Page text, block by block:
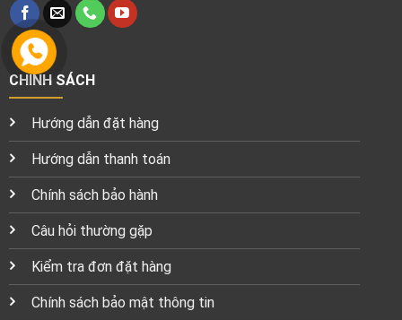
CHÍNH SÁCH
Hướng dẫn đặt hàng
Hướng dẫn thanh toán
Chính sách bảo hành
Câu hỏi thường gặp
Kiểm tra đơn đặt hàng
Chính sách bảo mật thông tin